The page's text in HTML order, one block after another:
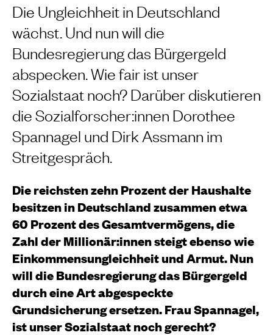
Die Ungleichheit in Deutschland
wächst. Und nun will die
Bundesregierung das Bürgergeld
abspecken. Wie fair ist unser
Sozialstaat noch? Darüber diskutieren
die Sozialforscher:innen Dorothee
Spannagel und Dirk Assmann im
Streitgespräch.
Die reichsten zehn Prozent der Haushalte
besitzen in Deutschland zusammen etwa
60 Prozent des Gesamtvermögens, die
Zahl der Millionär:innen steigt ebenso wie
Einkommensungleichheit und Armut. Nun
will die Bundesregierung das Bürgergeld
durch eine Art abgespeckte
Grundsicherung ersetzen. Frau Spannagel,
ist unser Sozialstaat noch gerecht?